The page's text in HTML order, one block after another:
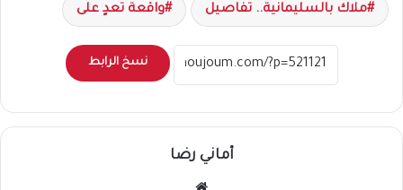
ملاك بالسليمانية.. تفاصيل واقعة تعدٍ على
نسخ الرابط
أماني رضا